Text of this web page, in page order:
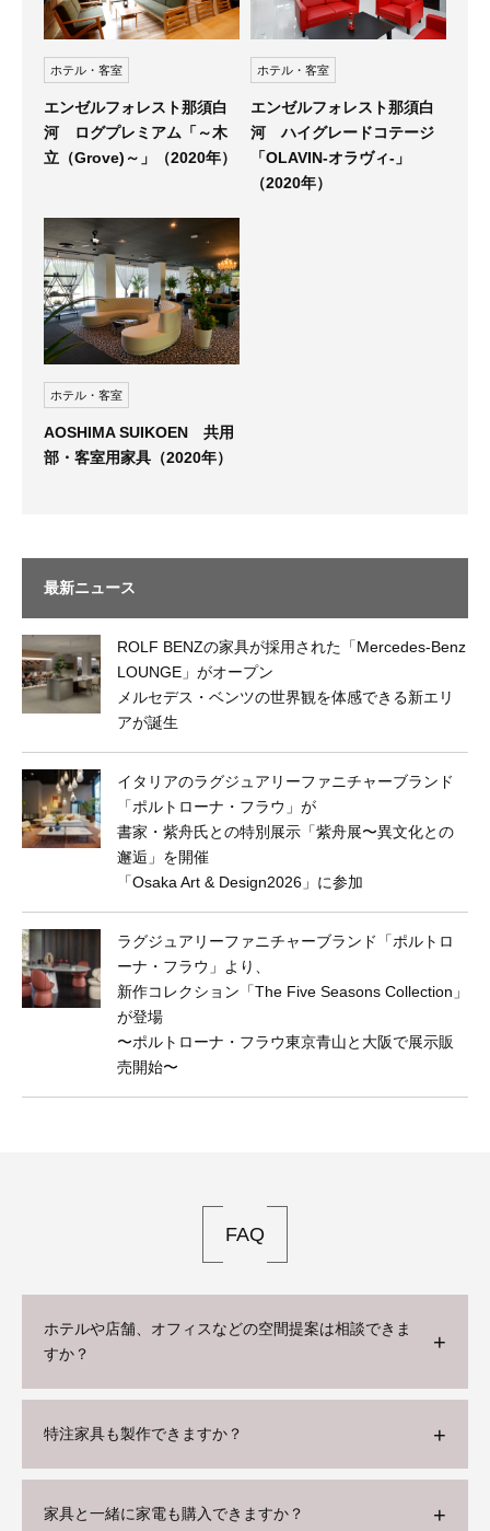
ホテル・客室
エンゼルフォレスト那須白
河 ログプレミアム「～木
立（Grove)～」（2020年）
ホテル・客室
エンゼルフォレスト那須白
河 ハイグレードコテージ
「OLAVIN-オラヴィ-」
（2020年）
ホテル・客室
AOSHIMA SUIKOEN 共用
部・客室用家具（2020年）
最新ニュース
ROLF BENZの家具が採用された「Mercedes-Benz
LOUNGE」がオープン
メルセデス・ベンツの世界観を体感できる新エリ
アが誕生
イタリアのラグジュアリーファニチャーブランド
「ポルトローナ・フラウ」が
書家・紫舟氏との特別展示「紫舟展〜異文化との
邂逅」を開催
「Osaka Art & Design2026」に参加
ラグジュアリーファニチャーブランド「ポルトロ
ーナ・フラウ」より、
新作コレクション「The Five Seasons Collection」
が登場
〜ポルトローナ・フラウ東京⻘山と大阪で展示販
売開始〜
FAQ
ホテルや店舗、オフィスなどの空間提案は相談できま
すか？
特注家具も製作できますか？
家具と一緒に家電も購入できますか？